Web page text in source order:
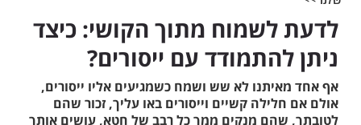
מתוך הקושי: כיצד
עם ייסורים?